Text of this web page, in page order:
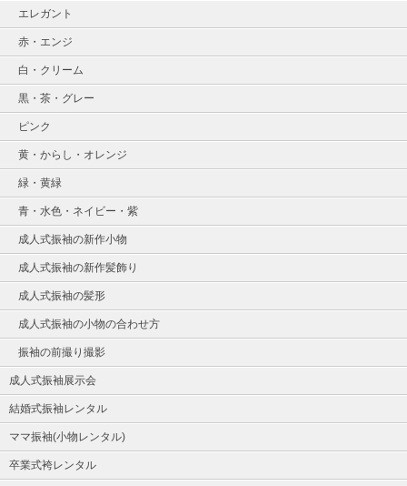
エレガント
赤・エンジ
白・クリーム
黒・茶・グレー
ピンク
黄・からし・オレンジ
緑・黄緑
青・水色・ネイビー・紫
成人式振袖の新作小物
成人式振袖の新作髪飾り
成人式振袖の髪形
成人式振袖の小物の合わせ方
振袖の前撮り撮影
成人式振袖展示会
結婚式振袖レンタル
ママ振袖(小物レンタル)
卒業式袴レンタル